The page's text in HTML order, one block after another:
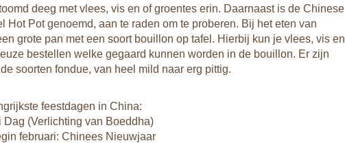
deeg met vlees, vis en of groentes erin. Daarnaast is de Chinese
Hot Pot genoemd, aan te raden om te proberen. Bij het eten van
grote pan met een soort bouillon op tafel. Hierbij kun je vlees, vis en
bestellen welke gegaard kunnen worden in de bouillon. Er zijn
soorten fondue, van heel mild naar erg pittig.
feestdagen in China:
Dag (Verlichting van Boeddha)
februari: Chinees Nieuwjaar